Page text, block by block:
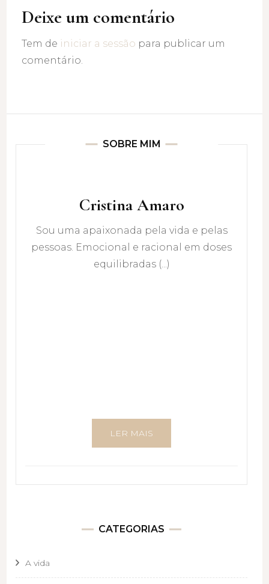
Deixe um comentário
Tem de iniciar a sessão para publicar um
comentário.
SOBRE MIM
Cristina Amaro
Sou uma apaixonada pela vida e pelas
pessoas. Emocional e racional em doses
equilibradas (...)
LER MAIS
CATEGORIAS
A vida